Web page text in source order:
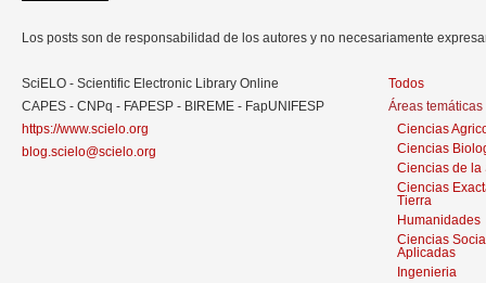
Los posts son de responsabilidad de los autores y no necesariamente
SciELO - Scientific Electronic Library Online
CAPES - CNPq - FAPESP - BIREME - FapUNIFESP
https://www.scielo.org
blog.scielo@scielo.org
Todos
Áreas temáticas
Ciencias
Ciencias
Ciencias de la
Ciencias
Tierra
Humanidades
Ciencias
Aplicadas
Ingenieria